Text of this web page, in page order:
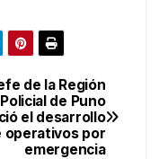
de la Región
Policial de Puno
el desarrollo
operativos por
emergencia